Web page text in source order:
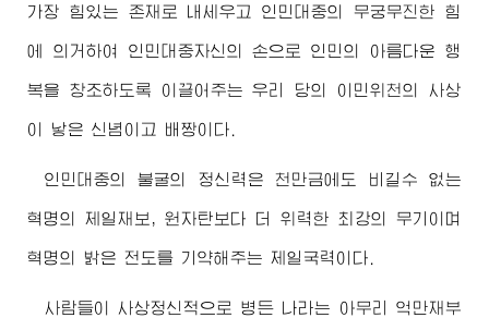
가장 힘있는 존재로 내세우고 인민대중의 무궁무진한 힘
에 의거하여 인민대중자신의 손으로 인민의 아름다운 행
복을 창조하도록 이끌어주는 우리 당의 이민위천의 사상
이 낳은 신념이고 배짱이다.
인민대중의 불굴의 정신력은 천만금에도 비길수 없는
혁명의 제일재보, 원자탄보다 더 위력한 최강의 무기이며
혁명의 밝은 전도를 기약해주는 제일국력이다.
사람들이 사상정신적으로 병든 나라는 아무리 억만재부